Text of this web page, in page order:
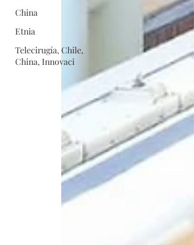
China
Etnia
Telecirugía, Chile,
China, Innovaci